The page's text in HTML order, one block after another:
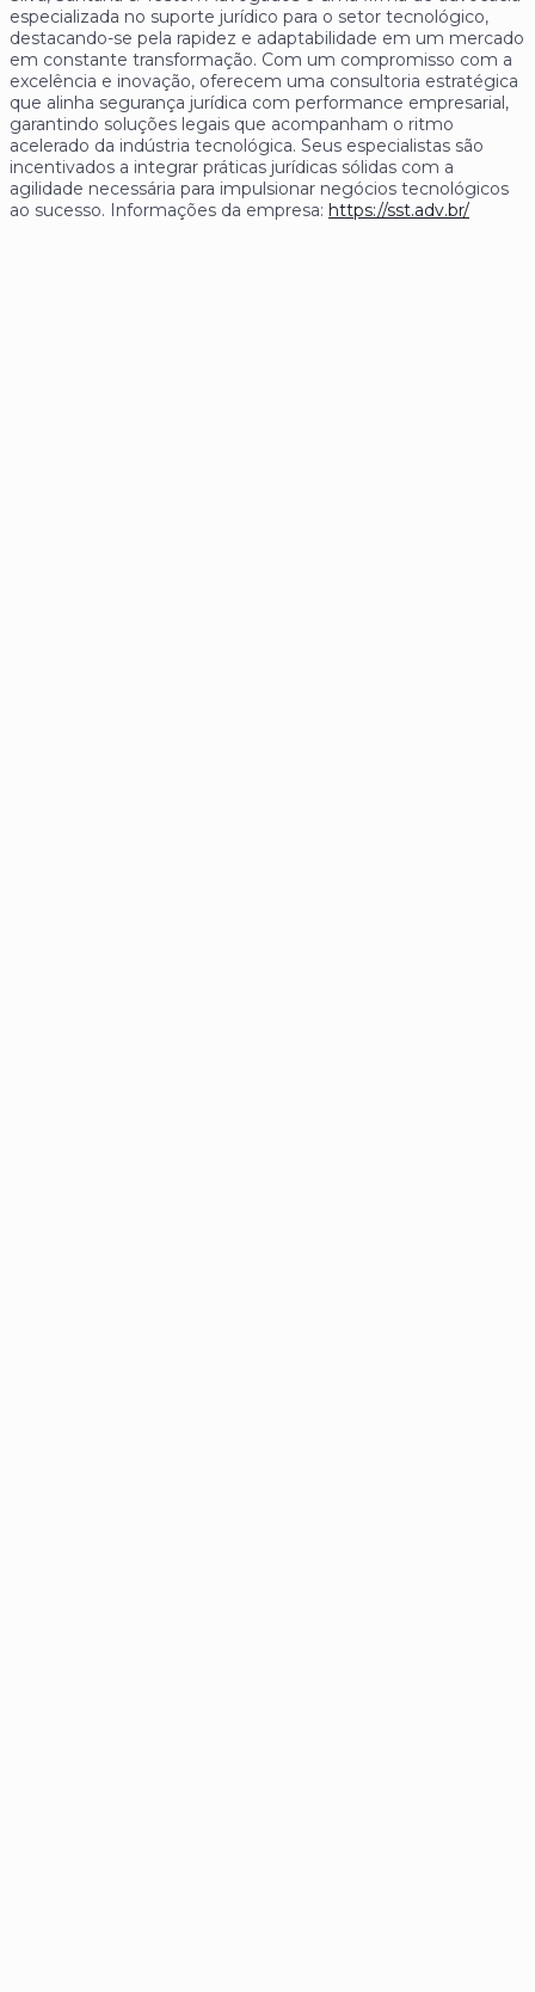
especializada no suporte jurídico para o setor tecnológico,
destacando-se pela rapidez e adaptabilidade em um mercado
em constante transformação. Com um compromisso com a
excelência e inovação, oferecem uma consultoria estratégica
que alinha segurança jurídica com performance empresarial,
garantindo soluções legais que acompanham o ritmo
acelerado da indústria tecnológica. Seus especialistas são
incentivados a integrar práticas jurídicas sólidas com a
agilidade necessária para impulsionar negócios tecnológicos
ao sucesso. Informações da empresa: https://sst.adv.br/